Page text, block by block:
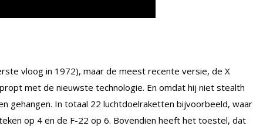
vloog in 1972), maar de meest recente versie, de X
met de nieuwste technologie. En omdat hij niet stealth
gehangen. In totaal 22 luchtdoelraketten bijvoorbeeld, waar
op 4 en de F-22 op 6. Bovendien heeft het toestel, dat